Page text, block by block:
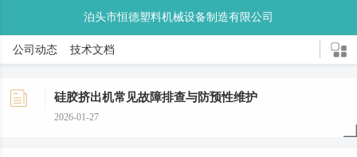
泊头市恒德塑料机械设备制造有限公司
公司动态 技术文档
硅胶挤出机常见故障排查与防预性维护
2026-01-27